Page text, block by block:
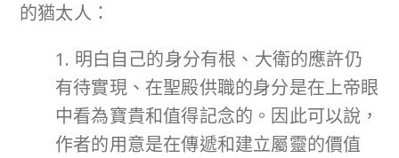
的猶太人：
1. 明白自己的身分有根、大衛的應許仍
有待實現、在聖殿供職的身分是在上帝眼
中看為寶貴和值得記念的。因此可以說，
作者的用意是在傳遞和建立屬靈的價值